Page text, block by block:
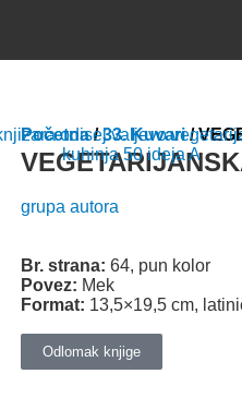
Početna/33. Kuvari/
grupa autora
Br. strana: 64, pun kolor
Povez: Mek
Format: 13,5×19,5 cm,
Odlomak knjige